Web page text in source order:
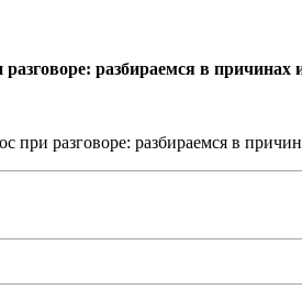
разбираемся в причинах
при разговоре: разбираемся в